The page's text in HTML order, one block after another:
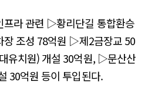
프라 관련 ▷황리단길 통합환승
장 조성 78억원 ▷제2금장교 50
유치원) 개설 30억원, ▷문산산
30억원 등이 투입된다.